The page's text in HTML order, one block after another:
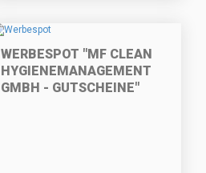
WERBESPOT "MF CLEAN
HYGIENEMANAGEMENT
GMBH - GUTSCHEINE"